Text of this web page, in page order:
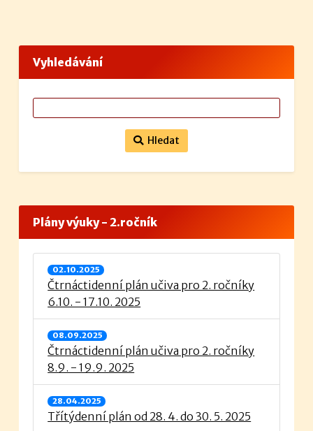
Vyhledávání
Hledat
Plány výuky - 2.ročník
02.10.2025
Čtrnáctidenní plán učiva pro 2. ročníky
6.10. - 17.10. 2025
08.09.2025
Čtrnáctidenní plán učiva pro 2. ročníky
8.9. - 19.9. 2025
28.04.2025
Třítýdenní plán od 28. 4. do 30. 5. 2025